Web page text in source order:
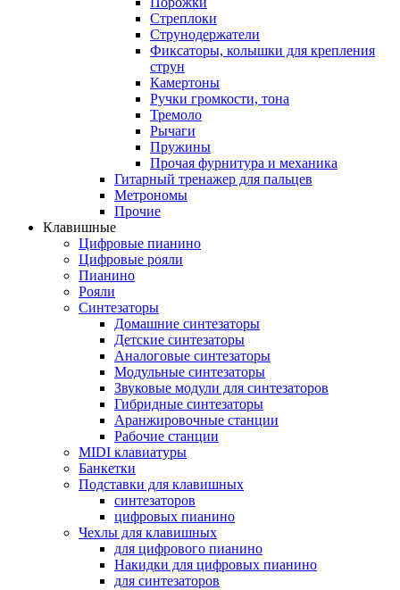
Стреплоки
Струнодержатели
Фиксаторы, колышки для крепления
струн
Камертоны
Ручки громкости, тона
Тремоло
Рычаги
Пружины
Прочая фурнитура и механика
Гитарный тренажер для пальцев
Метрономы
Прочие
Клавишные
Цифровые пианино
Цифровые рояли
Пианино
Рояли
Синтезаторы
Домашние синтезаторы
Детские синтезаторы
Аналоговые синтезаторы
Модульные синтезаторы
Звуковые модули для синтезаторов
Гибридные синтезаторы
Аранжировочные станции
Рабочие станции
MIDI клавиатуры
Банкетки
Подставки для клавишных
синтезаторов
цифровых пианино
Чехлы для клавишных
для цифрового пианино
Накидки для цифровых пианино
для синтезаторов